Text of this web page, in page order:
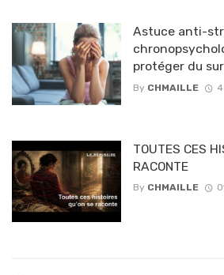
Astuce anti-
protéger du
By CHMAILLE
TOUTES CES
RACONTE
By CHMAILLE